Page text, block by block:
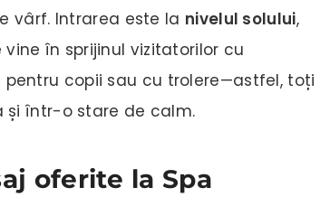
vârf. Intrarea este la nivelul solului,
vine în sprijinul vizitatorilor cu
copii sau cu trolere—astfel, toți
și într-o stare de calm.
oferite la Spa